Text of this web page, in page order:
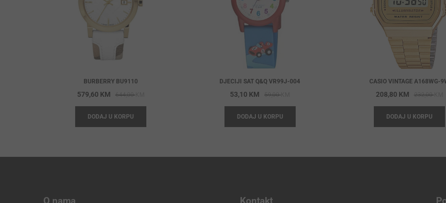
BURBERRY BU9110
644,00KM
price
644,00 KM.
579,60 KM
price
579,60 KM.
DODAJ U KORPU
DJECIJI SAT Q&Q VR99J-004
59,00
price
59,00 KM.
53,10 KM
price
53,10 KM.
DODAJ U KORPU
CASIO VINTAGE A168WG-
232,00KM
208,80 KM
DODAJ U KORPU